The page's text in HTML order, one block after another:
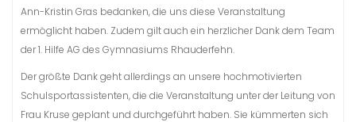
Ann-Kristin Gras bedanken, die uns diese Veranstaltung
ermöglicht haben. Zudem gilt auch ein herzlicher Dank dem Team
der 1. Hilfe AG des Gymnasiums Rhauderfehn.
Der größte Dank geht allerdings an unsere hochmotivierten
Schulsportassistenten, die die Veranstaltung unter der Leitung von
Frau Kruse geplant und durchgeführt haben. Sie kümmerten sich